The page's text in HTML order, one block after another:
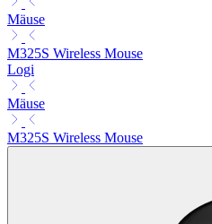
Mäuse
M325S Wireless Mouse
Logi
Mäuse
M325S Wireless Mouse